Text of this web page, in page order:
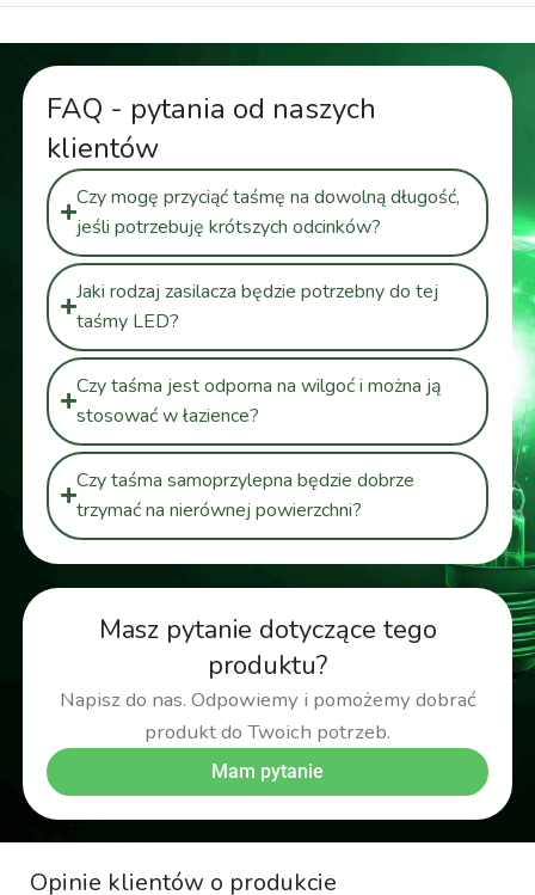
Masz pytanie dotyczące tego
produktu?
Napisz do nas. Odpowiemy i pomożemy dobrać
produkt do Twoich potrzeb.
Mam pytanie
FAQ - pytania od naszych
klientów
Czy mogę przyciąć taśmę na dowolną długość,
jeśli potrzebuję krótszych odcinków?
Jaki rodzaj zasilacza będzie potrzebny do tej
taśmy LED?
Czy taśma jest odporna na wilgoć i można ją
stosować w łazience?
Czy taśma samoprzylepna będzie dobrze
trzymać na nierównej powierzchni?
Opinie klientów o produkcie